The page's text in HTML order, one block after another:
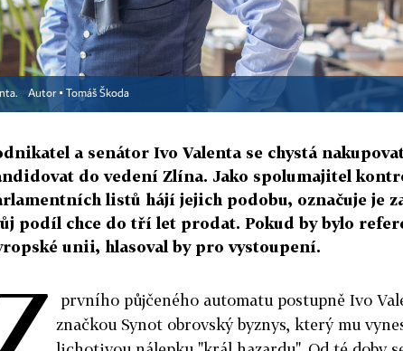
Autor ▪ Tomáš Škoda
a senátor Ivo Valenta se chystá
do vedení Zlína. Jako spolumajitel
listů hájí jejich podobu, označuje je
podíl chce do tří let prodat. Pokud by bylo
unii, hlasoval by pro vystoupení.
prvního půjčeného automatu postupně Ivo
značkou Synot obrovský byznys, který mu